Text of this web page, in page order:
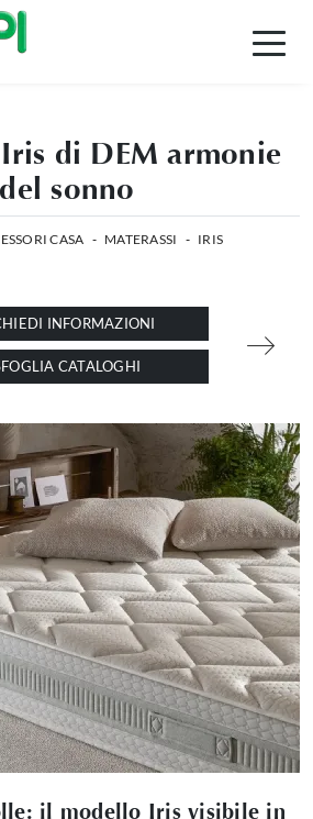
di DEM armonie
del sonno
CASA - MATERASSI - IRIS
INFORMAZIONI
CATALOGHI
il modello Iris visibile in